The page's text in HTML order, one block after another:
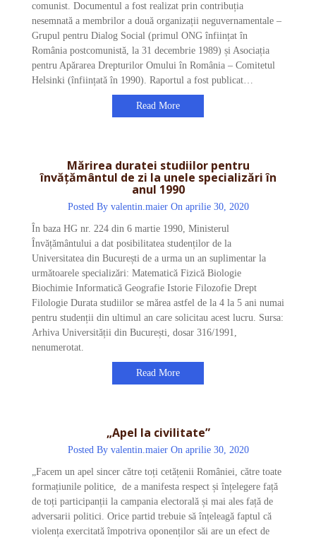
comunist. Documentul a fost realizat prin contribuția
nesemnată a membrilor a două organizații neguvernamentale –
Grupul pentru Dialog Social (primul ONG înființat în
România postcomunistă, la 31 decembrie 1989) și Asociația
pentru Apărarea Drepturilor Omului în România – Comitetul
Helsinki (înființată în 1990). Raportul a fost publicat…
Read More
Mărirea duratei studiilor pentru
învățământul de zi la unele specializări în
anul 1990
Posted By valentin.maier On aprilie 30, 2020
În baza HG nr. 224 din 6 martie 1990, Ministerul
Învățământului a dat posibilitatea studenților de la
Universitatea din București de a urma un an suplimentar la
următoarele specializări: Matematică Fizică Biologie
Biochimie Informatică Geografie Istorie Filozofie Drept
Filologie Durata studiilor se mărea astfel de la 4 la 5 ani numai
pentru studenții din ultimul an care solicitau acest lucru. Sursa:
Arhiva Universității din București, dosar 316/1991,
nenumerotat.
Read More
„Apel la civilitate”
Posted By valentin.maier On aprilie 30, 2020
„Facem un apel sincer către toți cetățenii României, către toate
formațiunile politice, de a manifesta respect și înțelegere față
de toți participanții la campania electorală și mai ales față de
adversarii politici. Orice partid trebuie să înțeleagă faptul că
violența exercitată împotriva oponenților săi are un efect de